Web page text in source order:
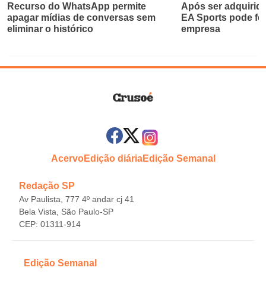
Recurso do WhatsApp permite
apagar mídias de conversas sem
eliminar o histórico
Após ser
EA Sports pode
empresa
AcervoEdição diáriaEdição Semanal
Redação SP
Av Paulista, 777 4º andar cj 41
Bela Vista, São Paulo-SP
CEP: 01311-914
Edição Semanal